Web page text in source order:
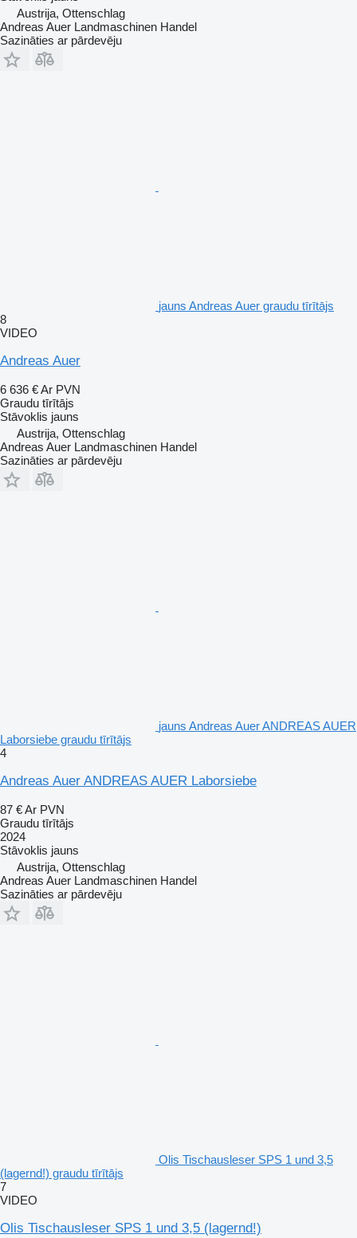
Austrija, Ottenschlag
Andreas Auer Landmaschinen Handel
Sazināties ar pārdevēju
jauns Andreas Auer graudu tīrītājs
8
VIDEO
Andreas Auer
6 636 €Ar PVN
Graudu tīrītājs
Stāvoklis jauns
Austrija, Ottenschlag
Andreas Auer Landmaschinen Handel
Sazināties ar pārdevēju
jauns Andreas Auer ANDREAS AUER
Laborsiebe graudu tīrītājs
4
Andreas Auer ANDREAS AUER Laborsiebe
87 €Ar PVN
Graudu tīrītājs
2024
Stāvoklis jauns
Austrija, Ottenschlag
Andreas Auer Landmaschinen Handel
Sazināties ar pārdevēju
Olis Tischausleser SPS 1 und 3,5
(lagernd!) graudu tīrītājs
7
VIDEO
Olis Tischausleser SPS 1 und 3,5 (lagernd!)